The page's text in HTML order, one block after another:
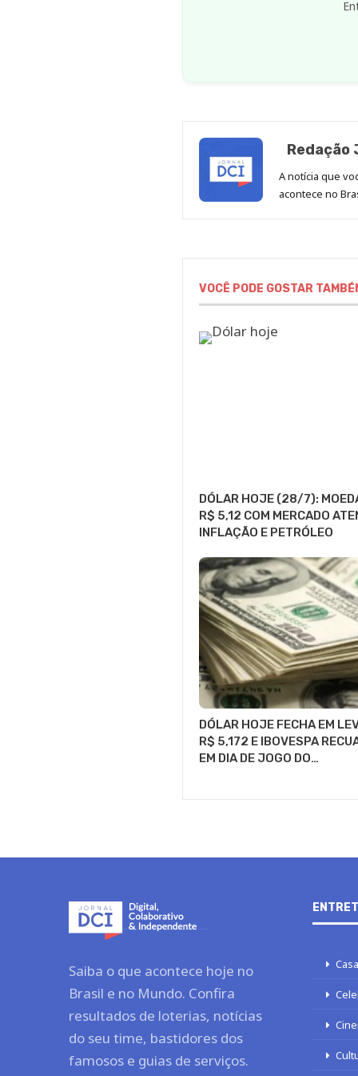
Redação
A notícia que
acontece no
VOCÊ PODE GOSTAR
DÓLAR HOJE (28/7):
R$ 5,12 COM MERCADO
INFLAÇÃO E PETRÓLEO
DÓLAR HOJE FECHA EM
R$ 5,172 E IBOVESPA
EM DIA DE JOGO DO…
Saiba o que acontece hoje no
Brasil e no Mundo. Confira
resultados de loterias, notícias
do seu time, bastidores dos
famosos e guias de serviços.